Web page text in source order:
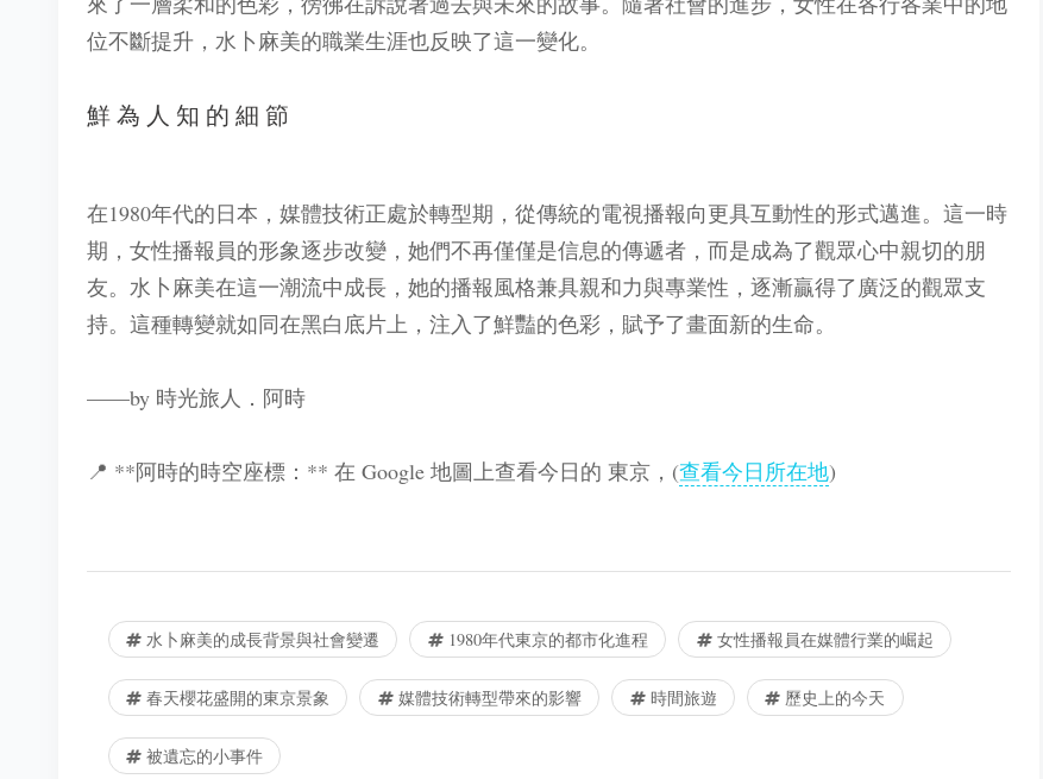
位不斷提升，水卜麻美的職業生涯也反映了這一變化。
鮮為人知的細節
在1980年代的日本，媒體技術正處於轉型期，從傳統的電視播報向更具互動性的形式邁進。這一時
期，女性播報員的形象逐步改變，她們不再僅僅是信息的傳遞者，而是成為了觀眾心中親切的朋
友。水卜麻美在這一潮流中成長，她的播報風格兼具親和力與專業性，逐漸贏得了廣泛的觀眾支
持。這種轉變就如同在黑白底片上，注入了鮮豔的色彩，賦予了畫面新的生命。
——by 時光旅人．阿時
📍 **阿時的時空座標：** 在 Google 地圖上查看今日的 東京，(查看今日所在地)
水卜麻美的成長背景與社會變遷 1980年代東京的都市化進程 女性播報員在媒體行業的崛起
春天櫻花盛開的東京景象 媒體技術轉型帶來的影響 時間旅遊 歷史上的今天
被遺忘的小事件